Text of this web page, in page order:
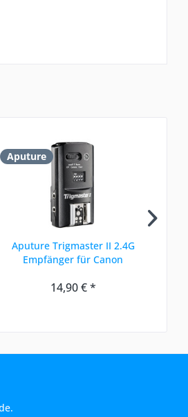
Aputure
Aputure Trigmaster II 2.4G
Empfänger für Canon
14,90 € *